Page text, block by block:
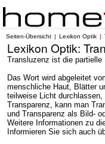
Seiten-Übersicht Lexikon Optik
Lexikon Optik:
Transluzenz ist die partielle
Das Wort wird abgeleitet
menschliche Haut, Blätter
teilweise Licht
Transparenz, kann man
und Transparenz als Bild-
Weitere Informationen zu
Informieren Sie sich auch